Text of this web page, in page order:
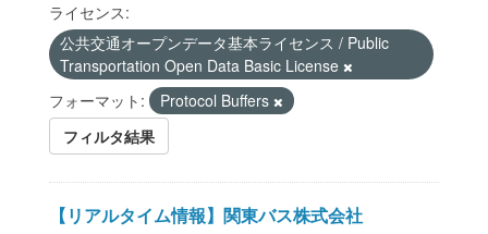
ライセンス:
公共交通オープンデータ基本ライセンス / Public
Transportation Open Data Basic License
フォーマット:
Protocol Buffers
フィルタ結果
【リアルタイム情報】関東バス株式会社